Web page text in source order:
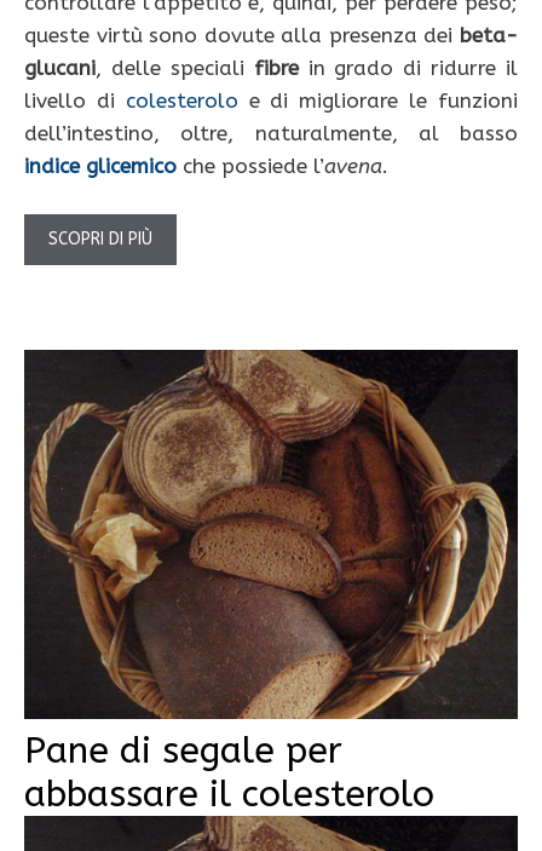
queste virtù sono dovute alla presenza dei beta-
glucani, delle speciali fibrein grado di ridurre il
livello di colesterolo e di migliorare le funzioni
dell’intestino, oltre, naturalmente, al basso
indice glicemico che possiede l’avena.
SCOPRI DI PIÙ
Pane di segale per
abbassare il colesterolo